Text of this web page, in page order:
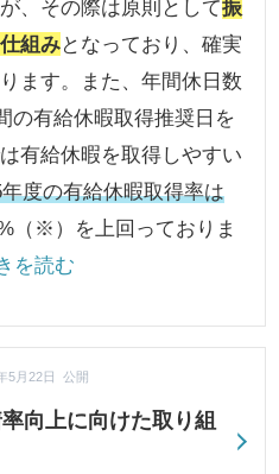
、その際は原則として振
組みとなっており、確実
ます。また、年間休日数
の有給休暇取得推奨日を
有給休暇を取得しやすい
度の有給休暇取得率は
（※）を上回っておりま
を読む
向上に向けた取り組
5月22日 公開